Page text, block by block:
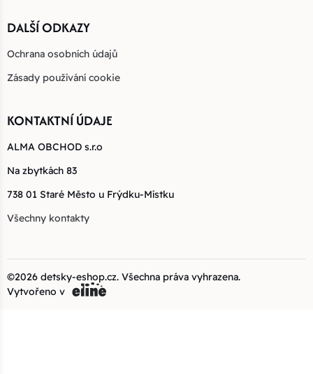
DALŠÍ ODKAZY
Ochrana osobních údajů
Zásady používání cookie
KONTAKTNÍ ÚDAJE
ALMA OBCHOD s.r.o
Na zbytkách 83
738 01 Staré Město u Frýdku-Místku
Všechny kontakty
©2026 detsky-eshop.cz. Všechna práva vyhrazena.
Vytvořeno v